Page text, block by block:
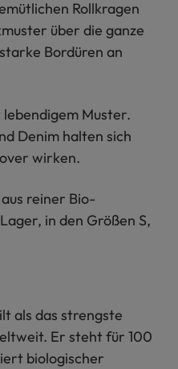
Rollkragen
über die ganze
Bordüren an
Muster.
Denim halten sich
wirken.
reiner Bio-
in den Größen S,
als das strengste
Er steht für 100
biologischer